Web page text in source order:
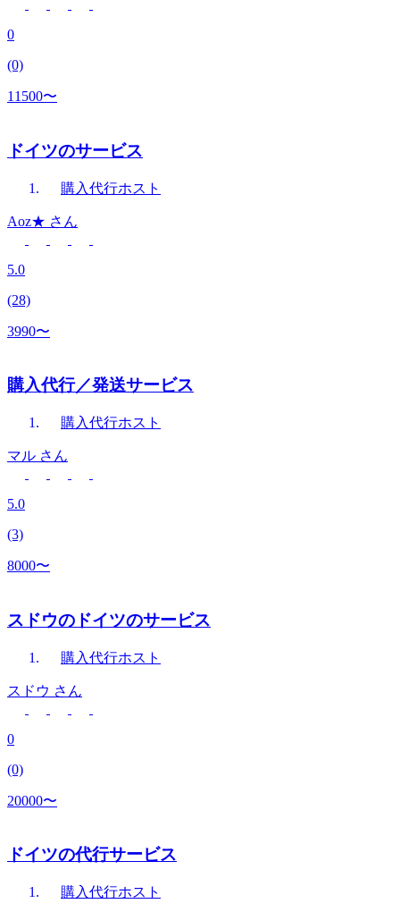
0
(0)
11500〜
ドイツのサービス
購入代行ホスト
Aoz★ さん
5.0
(28)
3990〜
購入代行／発送サービス
購入代行ホスト
マル さん
5.0
(3)
8000〜
スドウのドイツのサービス
購入代行ホスト
スドウ さん
0
(0)
20000〜
ドイツの代行サービス
購入代行ホスト